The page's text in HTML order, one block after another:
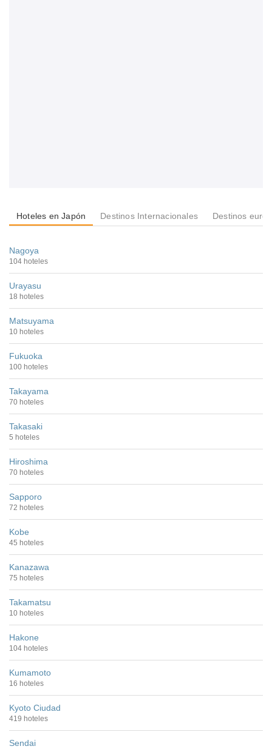
Hoteles en Japón Destinos Internacionales Destinos
Nagoya
104 hoteles
Urayasu
18 hoteles
Matsuyama
10 hoteles
Fukuoka
100 hoteles
Takayama
70 hoteles
Takasaki
5 hoteles
Hiroshima
70 hoteles
Sapporo
72 hoteles
Kobe
45 hoteles
Kanazawa
75 hoteles
Takamatsu
10 hoteles
Hakone
104 hoteles
Kumamoto
16 hoteles
Kyoto Ciudad
419 hoteles
Sendai